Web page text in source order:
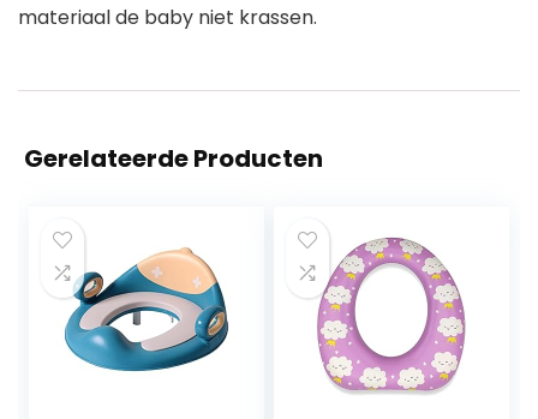
materiaal de baby niet krassen.
Gerelateerde Producten